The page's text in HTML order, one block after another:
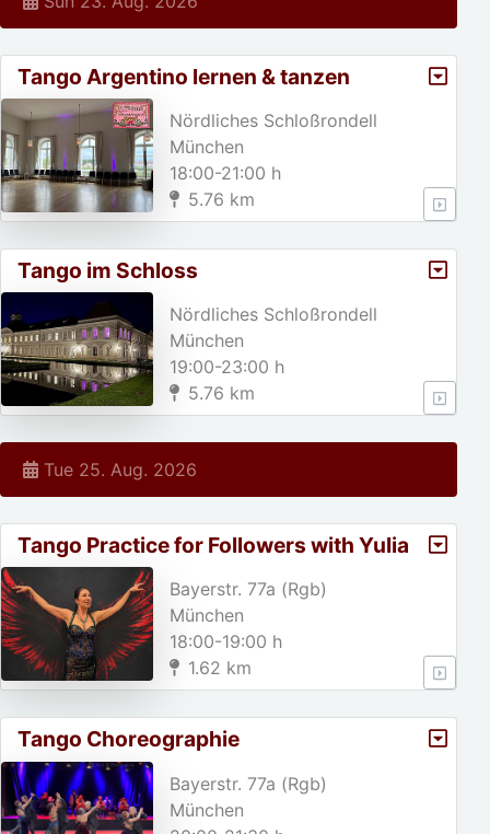
Tango Argentino lernen & tanzen
Nördliches Schloßrondell
München
18:00-21:00 h
5.76 km
Tango im Schloss
Nördliches Schloßrondell
München
19:00-23:00 h
5.76 km
Tue 25. Aug. 2026
Tango Practice for Followers with Yulia
Bayerstr. 77a (Rgb)
München
18:00-19:00 h
1.62 km
Tango Choreographie
(Fortgeschrittene)
Bayerstr. 77a (Rgb)
München